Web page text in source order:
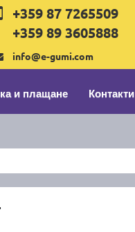
+359 87 7265509
+359 89 3605888
info@e-gumi.com
и плащане Контакти